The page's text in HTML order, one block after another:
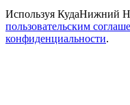
Используя КудаНижний
пользовательским
конфиденциальности.